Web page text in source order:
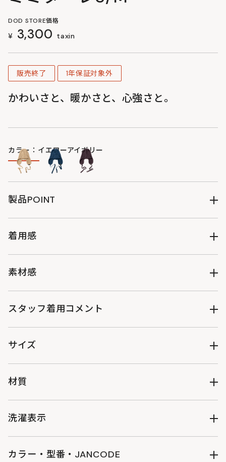
DOD STORE価格
¥ 3,300 taxin
販売終了 1年保証対象外
かわいさと、暖かさと、心強さと。
カラー：イエローアイボリー
製品POINT
●アクリルをベースにウールが少し入った、分厚くてあったか
いフライトキャップ
●紐端にはDODロゴ刺繍
●ご自宅でのお洗濯可能（手洗い表記）
着用感
◇サイズ感：ややゆったり
◇着心地：★★★★☆
素材感
透け感：なし
伸縮性：あり
光沢：なし
生地の厚さ：厚手 （薄手～普通～厚手）
スタッフ着用コメント
《スタッフI 》
女性/年齢:30代/身長:152cm/普段サイズ:M/着用サイズ:M
●素材感：耳をおろすと厚手のニット感で防風性があります。
=================================
男性/年齢:30代/身長:170cm/普段サイズ:M/着用サイズ:M
●サイズ感：ゆったりめで圧迫感なく被れます。
=================================
※あくまでも個人の感想です。
サイズ
Sサイズ：総丈27cm、耳なし丈16cm、帽子幅19cm
Mサイズ：総丈33cm、耳なし丈21cm、帽子幅23cm
材質
アクリル70％ ウール30％
洗濯表示
洗濯表示について
カラー・型番・JANCODE